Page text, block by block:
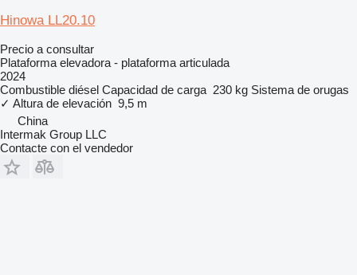
Hinowa LL20.10
Precio a consultar
Plataforma elevadora - plataforma articulada
2024
Combustible diésel Capacidad de carga 230 kg Sistema de orugas
✓ Altura de elevación 9,5 m
China
Intermak Group LLC
Contacte con el vendedor